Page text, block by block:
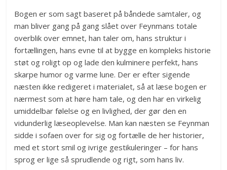
Bogen er som sagt baseret på båndede samtaler, og
man bliver gang på gang slået over Feynmans totale
overblik over emnet, han taler om, hans struktur i
fortællingen, hans evne til at bygge en kompleks historie
støt og roligt op og lade den kulminere perfekt, hans
skarpe humor og varme lune. Der er efter sigende
næsten ikke redigeret i materialet, så at læse bogen er
nærmest som at høre ham tale, og den har en virkelig
umiddelbar følelse og en livlighed, der gør den en
vidunderlig læseoplevelse. Man kan næsten se Feynman
sidde i sofaen over for sig og fortælle de her historier,
med et stort smil og ivrige gestikuleringer – for hans
sprog er lige så sprudlende og rigt, som hans liv.